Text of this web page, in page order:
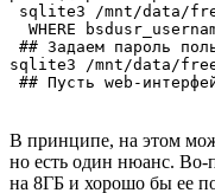
sqlite3 /mnt/data/
WHERE
## Задаем пароль
sqlite3 /mnt/data/
В принципе, на этом
но есть один нюанс. Во-
на 8ГБ и хорошо бы ее